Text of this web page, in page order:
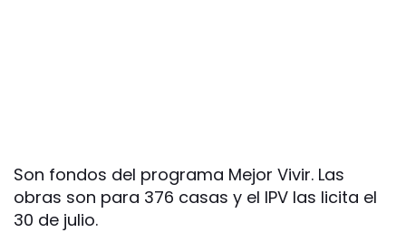
Son fondos del programa Mejor Vivir. Las
obras son para 376 casas y el IPV las licita el
30 de julio.